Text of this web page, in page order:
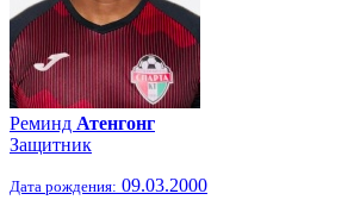
Реминд Атенгонг
Защитник
Дата рождения: 09.03.2000